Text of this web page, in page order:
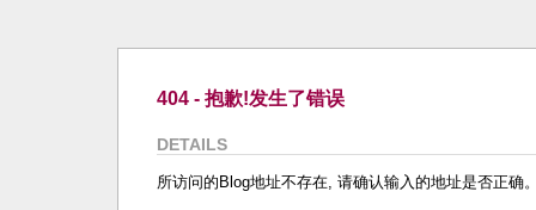
404 - 抱歉!发生了错误
DETAILS
所访问的Blog地址不存在, 请确认输入的地址是否正确